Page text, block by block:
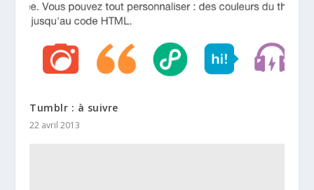
Tumblr : à suivre
22 avril 2013